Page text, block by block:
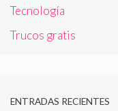
Tecnología
Trucos gratis
ENTRADAS RECIENTES